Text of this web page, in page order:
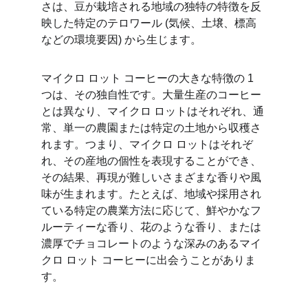
さは、豆が栽培される地域の独特の特徴を反
映した特定のテロワール (気候、土壌、標高
などの環境要因) から生じます。
マイクロ ロット コーヒーの大きな特徴の 1
つは、その独自性です。大量生産のコーヒー
とは異なり、マイクロ ロットはそれぞれ、通
常、単一の農園または特定の土地から収穫さ
れます。つまり、マイクロ ロットはそれぞ
れ、その産地の個性を表現することができ、
その結果、再現が難しいさまざまな香りや風
味が生まれます。たとえば、地域や採用され
ている特定の農業方法に応じて、鮮やかなフ
ルーティーな香り、花のような香り、または
濃厚でチョコレートのような深みのあるマイ
クロ ロット コーヒーに出会うことがありま
す。